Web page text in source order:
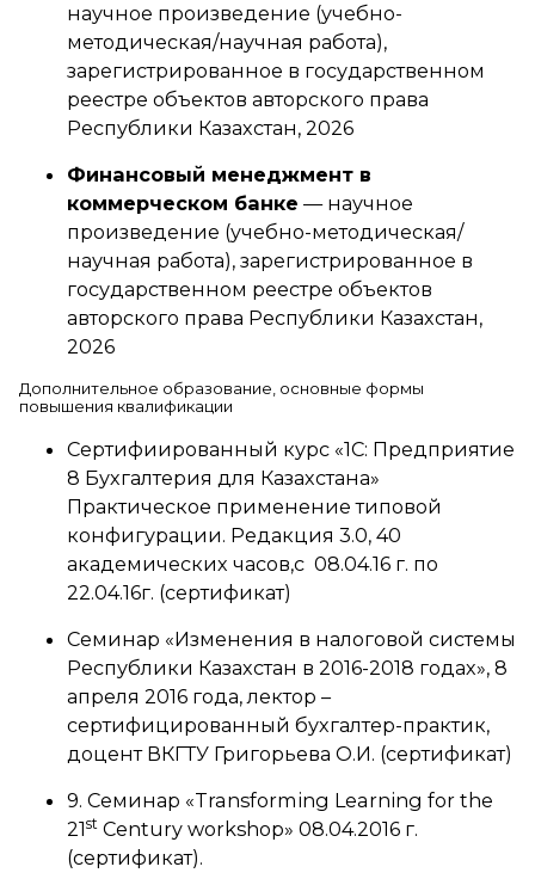
научное произведение (учебно-
методическая/научная работа),
зарегистрированное в государственном
реестре объектов авторского права
Республики Казахстан, 2026
Финансовый менеджмент в
коммерческом банке — научное
произведение (учебно-методическая/
научная работа), зарегистрированное в
государственном реестре объектов
авторского права Республики Казахстан,
2026
Дополнительное образование, основные формы
повышения квалификации
Сертифиированный курс «1С: Предприятие
8 Бухгалтерия для Казахстана»
Практическое применение типовой
конфигурации. Редакция 3.0, 40
академических часов,с 08.04.16 г. по
22.04.16г. (сертификат)
Семинар «Изменения в налоговой системы
Республики Казахстан в 2016-2018 годах», 8
апреля 2016 года, лектор –
сертифицированный бухгалтер-практик,
доцент ВКГТУ Григорьева О.И. (сертификат)
9. Семинар «Transforming Learning for the
21st Century workshop» 08.04.2016 г.
(сертификат).